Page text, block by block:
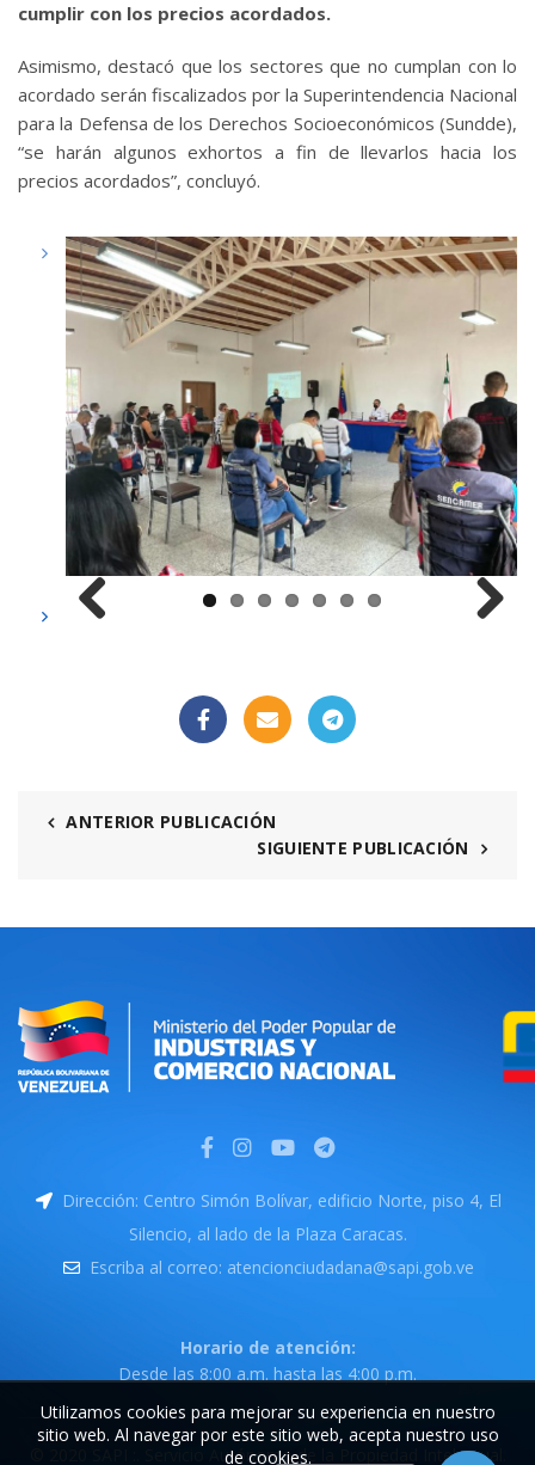
cumplir con los precios acordados.
Asimismo, destacó que los sectores que no cumplan con lo
acordado serán fiscalizados por la Superintendencia Nacional
para la Defensa de los Derechos Socioeconómicos (Sundde),
“se harán algunos exhortos a fin de llevarlos hacia los
precios acordados”, concluyó.
ANTERIOR PUBLICACIÓN
SIGUIENTE PUBLICACIÓN
Dirección: Centro Simón Bolívar, edificio Norte, piso 4, El
Silencio, al lado de la Plaza Caracas.
Escriba al correo: atencionciudadana@sapi.gob.ve
Horario de atención:
Desde las 8:00 a.m. hasta las 4:00 p.m.
© 2020 SAPI :. Servicio Autónomo de la Propiedad Intelectual.
Utilizamos cookies para mejorar su experiencia en nuestro
sitio web. Al navegar por este sitio web, acepta nuestro uso
de cookies.